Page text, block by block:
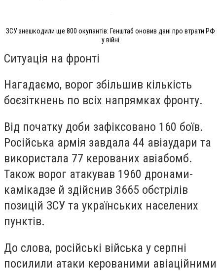
ЗСУ знешкодили ще 800 окупантів: Генштаб оновив дані про втрати РФ
у війні
Ситуація на фронті
Нагадаємо, ворог збільшив кількість
боєзіткнень по всіх напрямках фронту.
Від початку доби зафіксовано 160 боїв.
Російська армія завдала 44 авіаудари та
використала 77 керованих авіабомб.
Також ворог атакував 1960 дронами-
камікадзе й здійснив 3665 обстрілів
позицій ЗСУ та українських населених
пунктів.
До слова, російські війська у серпні
посилили атаки керованими авіаційними